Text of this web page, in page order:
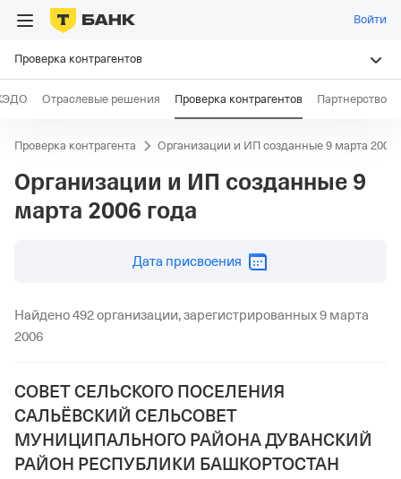
Войти
Проверка контрагентов
Отраслевые решения Проверка контрагентов Партнерство
Проверка контрагента Организации и ИП созданные 9 марта 2006
Организации и ИП созданные 9
марта 2006 года
Дата присвоения
Найдено 492 организации, зарегистрированных 9 марта
2006
СОВЕТ СЕЛЬСКОГО ПОСЕЛЕНИЯ
САЛЬЁВСКИЙ СЕЛЬСОВЕТ
МУНИЦИПАЛЬНОГО РАЙОНА ДУВАНСКИЙ
РАЙОН РЕСПУБЛИКИ БАШКОРТОСТАН